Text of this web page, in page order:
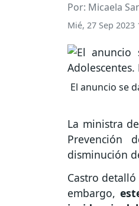
Por: Micaela
Mié, 27 Sep 2023
El anuncio se
La ministra
Prevención
disminución
Castro
embargo,